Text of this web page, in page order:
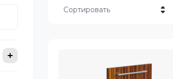
Сортировать
Название - Я-А